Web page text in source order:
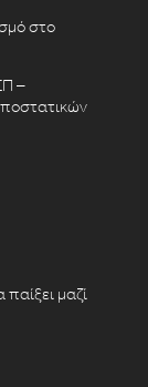
στο
–
μαζί